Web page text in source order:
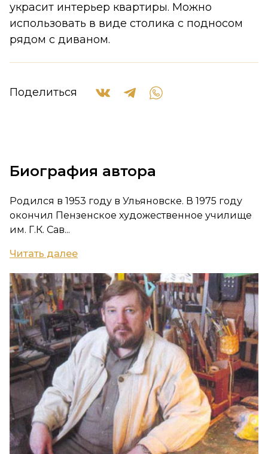
украсит интерьер квартиры. Можно
использовать в виде столика с подносом
рядом с диваном.
Поделиться
Биография автора
Родился в 1953 году в Ульяновске. В 1975 году
окончил Пензенское художественное училище
им. Г.К. Сав...
Читать далее